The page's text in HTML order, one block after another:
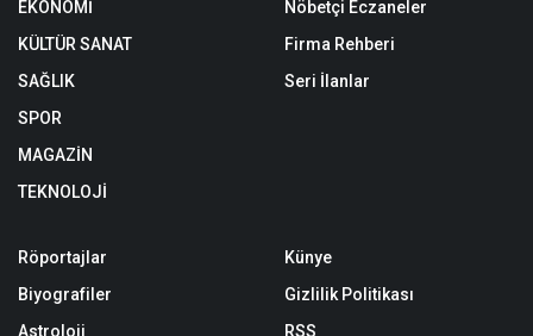
EKONOMİ
KÜLTÜR SANAT
SAĞLIK
SPOR
MAGAZİN
TEKNOLOJİ
Nöbetçi Eczaneler
Firma Rehberi
Seri İlanlar
Röportajlar
Biyografiler
Astroloji
Künye
Gizlilik Politikası
RSS